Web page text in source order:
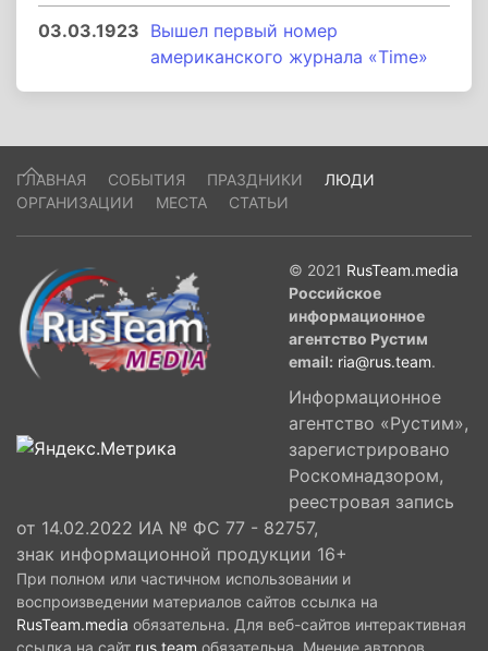
03.03.1923 Вышел первый номер
американского журнала «Time»
ГЛАВНАЯ СОБЫТИЯ ПРАЗДНИКИ
ЛЮДИ
ОРГАНИЗАЦИИ
МЕСТА СТАТЬИ
© 2021 RusTeam.media
Российское
информационное
агентство Рустим
email: ria@rus.team.
Информационное
агентство «Рустим»,
зарегистрировано
Роскомнадзором,
реестровая запись
от 14.02.2022 ИА № ФС 77 - 82757,
знак информационной продукции 16+
При полном или частичном использовании и
воспроизведении материалов сайтов ссылка на
RusTeam.media обязательна. Для веб-сайтов интерактивная
ссылка на сайт rus.team обязательна. Мнение авторов